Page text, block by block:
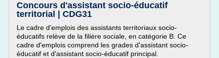
Concours d'assistant socio-éducatif
territorial | CDG31
Le cadre d'emplois des assistants territoriaux socio-
éducatifs relève de la filière sociale, en catégorie B. Ce
cadre d'emplois comprend les grades d'assistant socio-
éducatif et d'assistant socio-éducatif principal.